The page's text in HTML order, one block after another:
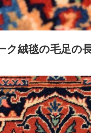
ク絨毯の毛足の